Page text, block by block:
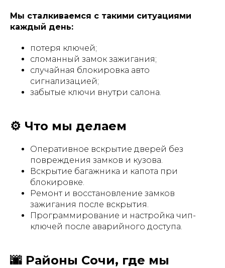
Мы сталкиваемся с такими ситуациями
каждый день:
потеря ключей;
сломанный замок зажигания;
случайная блокировка авто
сигнализацией;
забытые ключи внутри салона.
⚙️ Что мы делаем
Оперативное вскрытие дверей без
повреждения замков и кузова.
Вскрытие багажника и капота при
блокировке.
Ремонт и восстановление замков
зажигания после вскрытия.
Программирование и настройка чип-
ключей после аварийного доступа.
🌆 Районы Сочи, где мы